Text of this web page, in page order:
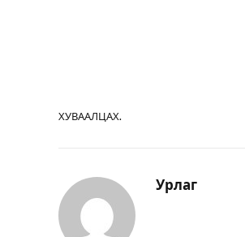
ХУВААЛЦАХ.
Урлаг